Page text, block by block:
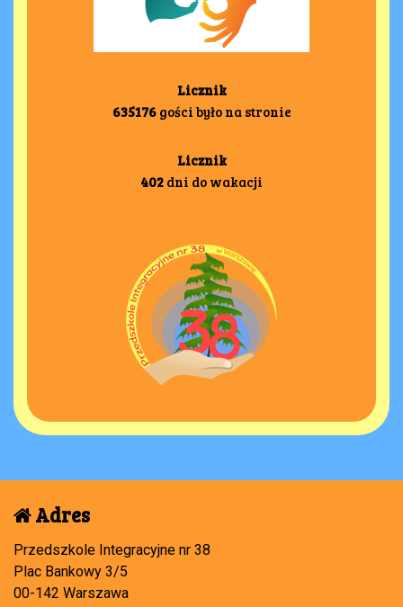
Licznik
635176gości było na stronie
Licznik
402 dni do wakacji
Adres
Przedszkole Integracyjne nr 38
Plac Bankowy 3/5
00-142 Warszawa